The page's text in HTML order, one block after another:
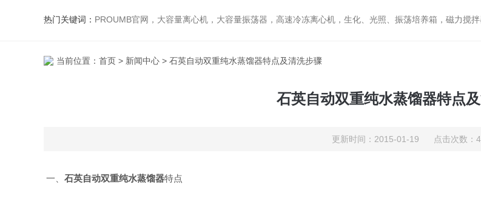
热门关键词： PROUMB官网，大容量离心机，大容量振荡器，高速冷冻离心机，生化、光照、振荡培养箱，磁力搅拌器，电动搅拌器，大功率电动搅拌器，强力恒速电动搅拌器，水浴锅，油浴锅，油浴，石英亚沸蒸馏水器，箱式电阻炉，不
当前位置： 首页 > 新闻中心 > 石英自动双重纯水蒸馏器特点及清洗步骤
石英自动双重纯水蒸馏器特点
更新时间：2015-01-19 点击次数：
一、 石英自动双重纯水蒸馏器特点